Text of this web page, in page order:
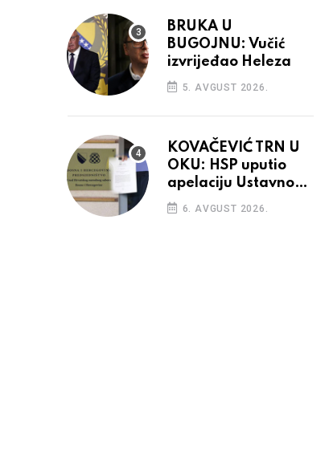
BRUKA U
BUGOJNU: Vučić
izvrijeđao Heleza
5. AVGUST 2026.
KOVAČEVIĆ TRN U
OKU: HSP uputio
apelaciju Ustavnom
sudu BiH
6. AVGUST 2026.